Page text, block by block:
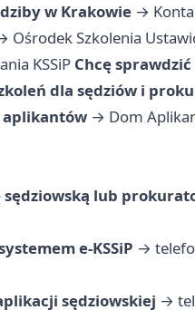
w Krakowie →
Ośrodek Szkolenia
KSSiP Chcę
dla sędziów i
aplikantów → Dom
lub
e-KSSiP →
sędziowskiej →